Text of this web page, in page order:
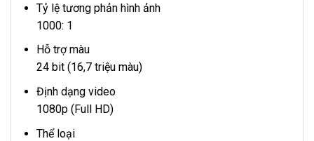
Tỷ lệ tương phản hình ảnh
1000: 1
Hỗ trợ màu
24 bit (16,7 triệu màu)
Định dạng video
1080p (Full HD)
Thể loại